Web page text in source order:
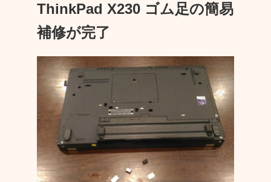
ThinkPad X230 ゴム足の簡易
補修が完了